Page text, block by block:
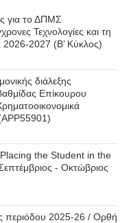
για το ΔΠΜΣ
Τεχνολογίες και τη
2026-2027 (B’ Kύκλος)
διάλεξης
Επίκουρου
the Student in the
- Οκτώβριος
περιόδου 2025-26 / Ορθή